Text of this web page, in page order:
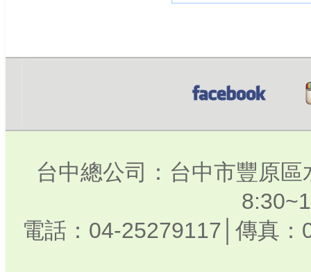
台中總公司：台中市豐原
電話：04-25279117│傳真